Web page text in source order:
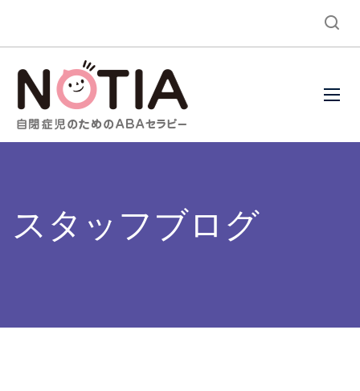
スタッフブログ